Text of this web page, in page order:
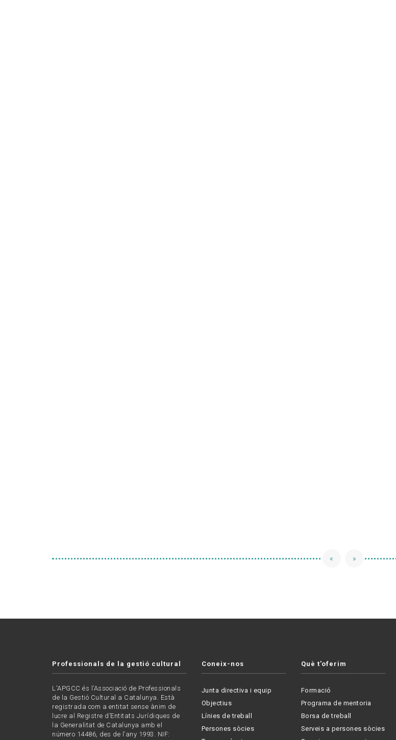
« »
Professionals de la gestió cultural
L'APGCC és l’Associació de Professionals
de la Gestió Cultural a Catalunya. Està
registrada com a entitat sense ànim de
lucre al Registre d’Entitats Jurídiques de
la Generalitat de Catalunya amb el
número 14486, des de l’any 1993. NIF:
Coneix-nos
Junta directiva i equip
Objectius
Línies de treball
Persones sòcies
Què t'oferim
Formació
Programa de mentoria
Borsa de treball
Serveis a persones sòcies